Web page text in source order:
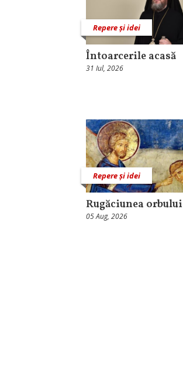
Repere și idei
Întoarcerile acasă
31 Iul, 2026
Repere și idei
Rugăciunea orbului
05 Aug, 2026